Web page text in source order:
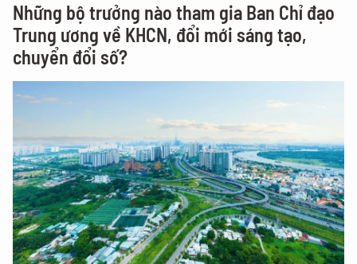
Những bộ trưởng nào tham gia Ban Chỉ đạo
Trung ương về KHCN, đổi mới sáng tạo,
chuyển đổi số?